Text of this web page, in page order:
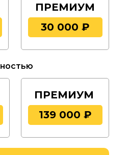
Эльбрус Эксперт –
«За восхождение на
(в случае успешного
Альпиниста
о совершенном
успешного
руб.
встреча в аэропорту
и трансфер в наш офис
– 1100 руб.
ПРЕМИУМ
30 000 ₽
139 000 ₽
ПРЕМИУМ